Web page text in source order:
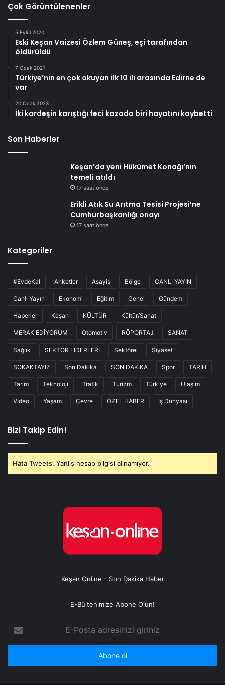
Çok Görüntülenenler
5 Eylül 2020
Eski Keşan Vaizesi Özlem Güneş, eşi tarafından
öldürüldü
7 Ocak 2021
Türkiye’nin en çok okuyan ilk 10 ili arasında Edirne de
var
20 Ocak 2023
İki kardeşin karıştığı feci kazada biri hayatını kaybetti
Son Haberler
Keşan’da yeni Hükümet Konağı’nın
temeli atıldı
17 saat önce
Erikli Atık Su Arıtma Tesisi Projesi’ne
Cumhurbaşkanlığı onayı
17 saat önce
Kategoriler
#EvdeKal Anketler Asayiş Bölge CANLI YAYIN
Canlı Yayın Ekonomi Eğitim Genel Gündem
Haberler Keşan KÜLTÜR Kültür/Sanat
MERAK EDİYORUM Otomotiv RÖPORTAJ SANAT
Sağlık SEKTÖR LİDERLERİ Sektörel Siyaset
SOKAKTAYIZ Son Dakika SON DAKİKA Spor TARİH
Tarım Teknoloji Trafik Turizm Türkiye Ulaşım
Video Yaşam Çevre ÖZEL HABER İş Dünyası
Bizi Takip Edin!
Hata Tweets, Yanlış hesap bilgisi alınamıyor.
Keşan Online - Son Dakika Haber
E-Bültenimize Abone Olun!
Posta
adresinizi